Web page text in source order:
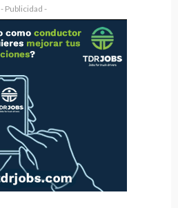
- Publicidad -